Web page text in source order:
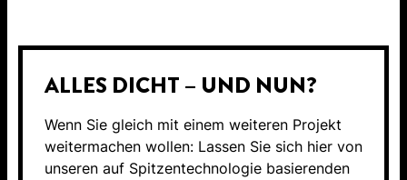
ALLES DICHT – UND NUN?
Wenn Sie gleich mit einem weiteren Projekt
weitermachen wollen: Lassen Sie sich hier von
unseren auf Spitzentechnologie basierenden